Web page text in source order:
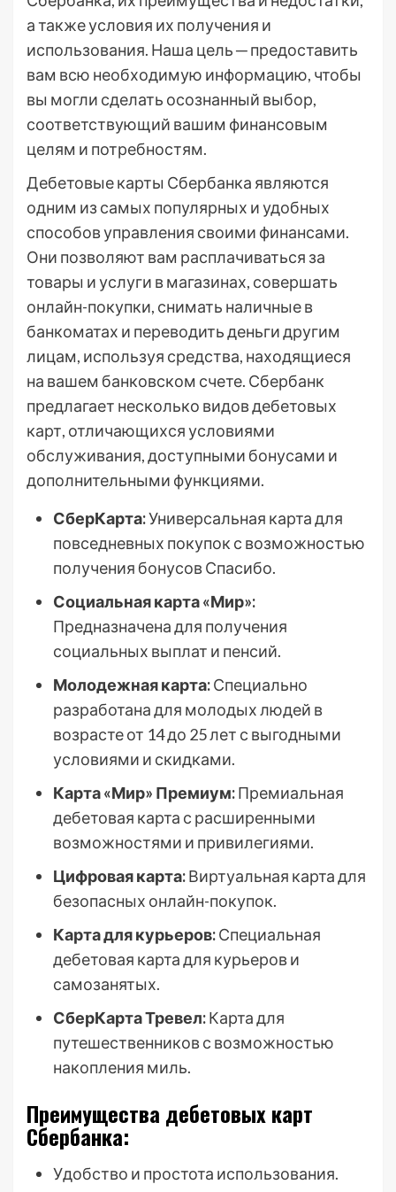
а также условия их получения и
использования. Наша цель ─ предоставить
вам всю необходимую информацию, чтобы
вы могли сделать осознанный выбор,
соответствующий вашим финансовым
целям и потребностям.
Дебетовые карты Сбербанка являются
одним из самых популярных и удобных
способов управления своими финансами.
Они позволяют вам расплачиваться за
товары и услуги в магазинах, совершать
онлайн-покупки, снимать наличные в
банкоматах и переводить деньги другим
лицам, используя средства, находящиеся
на вашем банковском счете. Сбербанк
предлагает несколько видов дебетовых
карт, отличающихся условиями
обслуживания, доступными бонусами и
дополнительными функциями.
СберКарта:Универсальная карта для
повседневных покупок с возможностью
получения бонусов Спасибо.
Социальная карта «Мир»:
Предназначена для получения
социальных выплат и пенсий.
Молодежная карта:Специально
разработана для молодых людей в
возрасте от 14 до 25 лет с выгодными
условиями и скидками.
Карта «Мир» Премиум:Премиальная
дебетовая карта с расширенными
возможностями и привилегиями.
Цифровая карта:Виртуальная карта для
безопасных онлайн-покупок.
Карта для курьеров:Специальная
дебетовая карта для курьеров и
самозанятых.
СберКарта Тревел:Карта для
путешественников с возможностью
накопления миль.
Преимущества дебетовых карт
Сбербанка:
Удобство и простота использования.